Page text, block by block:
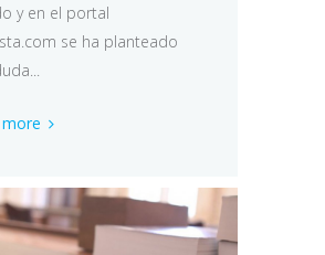
y en el portal
se ha planteado
more